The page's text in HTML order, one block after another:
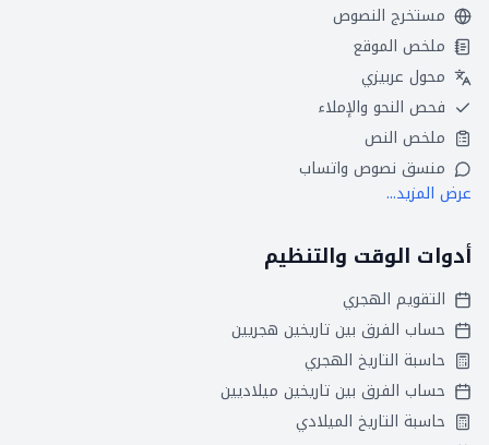
مستخرج النصوص
ملخص الموقع
محول عربيزي
فحص النحو والإملاء
ملخص النص
منسق نصوص واتساب
عرض المزيد...
أدوات الوقت والتنظيم
التقويم الهجري
حساب الفرق بين تاريخين هجريين
حاسبة التاريخ الهجري
حساب الفرق بين تاريخين ميلاديين
حاسبة التاريخ الميلادي